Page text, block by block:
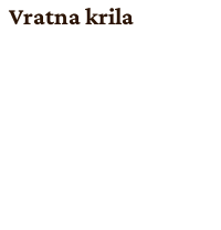
Vratna krila